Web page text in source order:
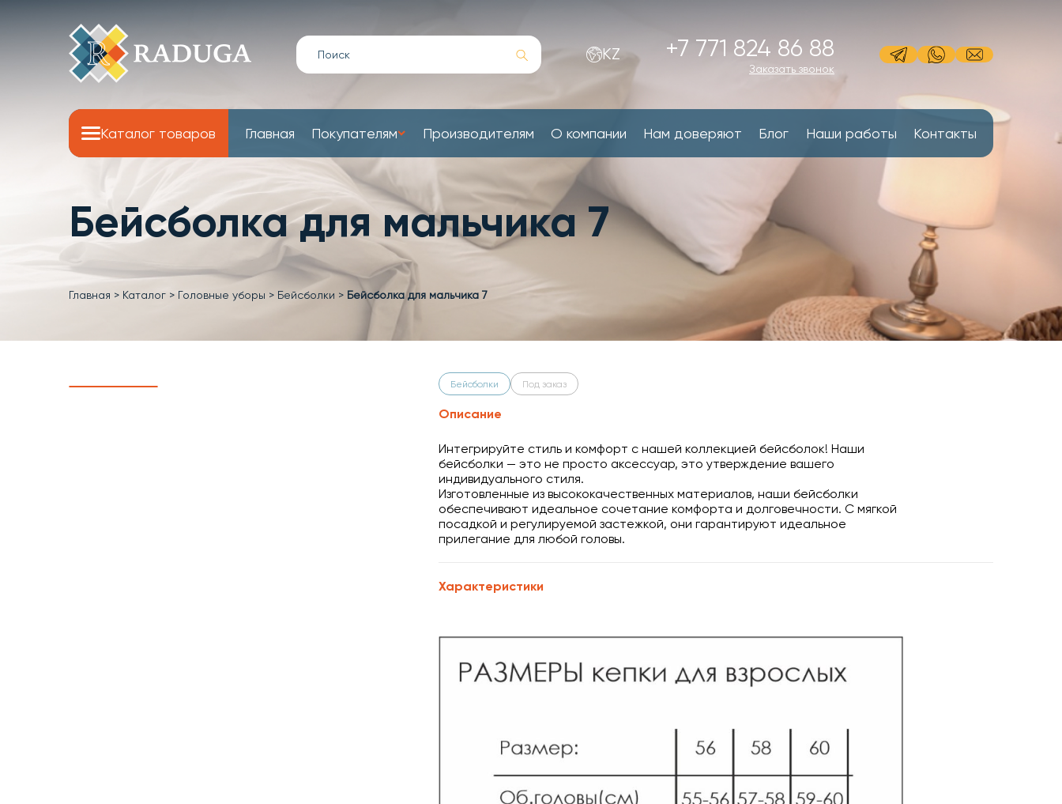
KZ +7 771 824 86 88
Заказать звонок
Каталог товаров Главная Покупателям Производителям О компании Нам доверяют Блог Наши работы Контакты
Бейсболка для мальчика 7
Главная > Каталог > Головные уборы > Бейсболки > Бейсболка для мальчика 7
Бейсболки Под заказ
Описание
Интегрируйте стиль и комфорт с нашей коллекцией бейсболок! Наши
бейсболки — это не просто аксессуар, это утверждение вашего
индивидуального стиля.
Изготовленные из высококачественных материалов, наши бейсболки
обеспечивают идеальное сочетание комфорта и долговечности. С мягкой
посадкой и регулируемой застежкой, они гарантируют идеальное
прилегание для любой головы.
Характеристики